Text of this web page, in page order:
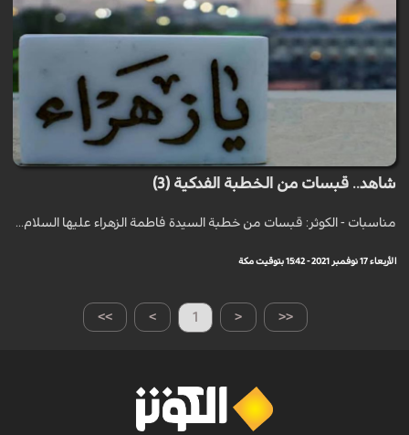
شاهد.. قبسات من الخطبة الفدكية (3)
مناسبات - الكوثر: قبسات من خطبة السيدة فاطمة الزهراء عليها السلام...
الأربعاء 17 نوفمبر 2021 - 15:42 بتوقيت مكة
>> > 1 < <<